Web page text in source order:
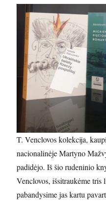
T. Venclovos kolekcija,
nacionalinėje Martyno
padidėjo. Iš šio rudeninio
Venclovos, išsitraukėme
pabandysime jas kartu